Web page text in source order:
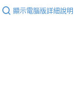
度並採取法律行動。
顯示電腦版詳細說明